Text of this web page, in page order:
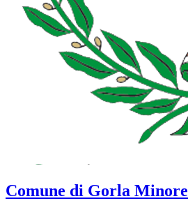
Comune di Gorla Minore